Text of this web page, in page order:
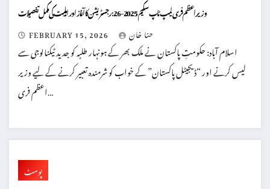
وزیر اعظم فری لیپ ٹاپ سکیم 2025-26: رجسٹریشن کا آغاز اور اہلیت کی مکمل تفصیلات
FEBRUARY 15, 2026
حنا خان
اسلام آباد: حکومتِ پاکستان نے ملک بھر کے ہونہار طلبہ کو جدید ٹیکنالوجی سے
لیس کرنے اور “ڈیجیٹل پاکستان” کے خواب کو شرمندہ تعبیر کرنے کے لیے وزیر
اعظم فری…
پوسٹ